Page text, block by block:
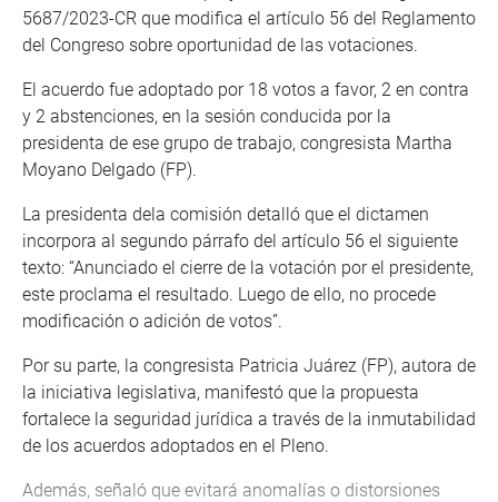
5687/2023-CR que modifica el artículo 56 del Reglamento
del Congreso sobre oportunidad de las votaciones.
El acuerdo fue adoptado por 18 votos a favor, 2 en contra
y 2 abstenciones, en la sesión conducida por la
presidenta de ese grupo de trabajo, congresista Martha
Moyano Delgado (FP).
La presidenta dela comisión detalló que el dictamen
incorpora al segundo párrafo del artículo 56 el siguiente
texto: “Anunciado el cierre de la votación por el presidente,
este proclama el resultado. Luego de ello, no procede
modificación o adición de votos”.
Por su parte, la congresista Patricia Juárez (FP), autora de
la iniciativa legislativa, manifestó que la propuesta
fortalece la seguridad jurídica a través de la inmutabilidad
de los acuerdos adoptados en el Pleno.
Además, señaló que evitará anomalías o distorsiones